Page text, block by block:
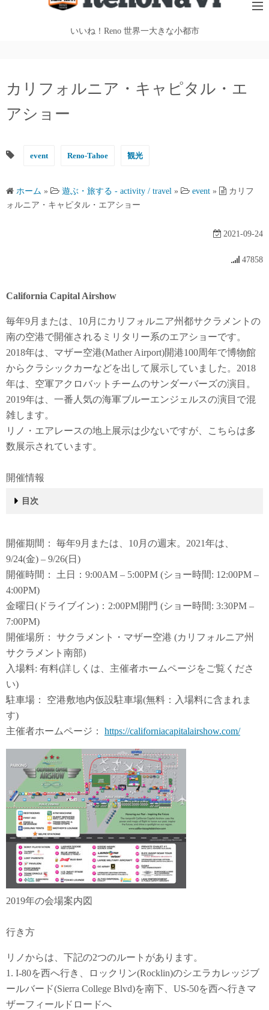
キ
プ
いいね！Reno 世界一大きな小都市
カリフォルニア・キャピタル・エ
アショー
event Reno-Tahoe 観光
ホーム » 遊ぶ・旅する - activity / travel » event »
カリフ
ォルニア・キャピタル・エアショー
2021-09-24
47858
California Capital Airshow
毎年9月または、10月にカリフォルニア州都サクラメントの
南の空港で開催されるミリタリー系のエアショーです。
2018年は、マザー空港(Mather Airport)開港100周年で博物館
からクラシックカーなどを出して展示していました。2018
年は、空軍アクロバットチームのサンダーバーズの演目。
2019年は、一番人気の海軍ブルーエンジェルスの演目で混
雑します。
リノ・エアレースの地上展示は少ないですが、こちらは多
数展示されています。
開催情報
目次
ト・チーム)
トラビス空軍基地(カリフォルニア)
開催期間： 毎年9月または、10月の週末。2021年は、
9/24(金) – 9/26(日)
開催時間： 土日：9:00AM – 5:00PM (ショー時間: 12:00PM –
4:00PM)
金曜日(ドライブイン)：2:00PM開門 (ショー時間: 3:30PM –
7:00PM)
開催場所： サクラメント・マザー空港 (カリフォルニア州
サクラメント南部)
入場料: 有料(詳しくは、主催者ホームページをご覧くださ
い)
駐車場： 空港敷地内仮設駐車場(無料：入場料に含まれま
す)
主催者ホームページ： https://californiacapitalairshow.com/
2019年の会場案内図
行き方
リノからは、下記の2つのルートがあります。
1. I-80を西へ行き、ロックリン(Rocklin)のシエラカレッジブ
ールバード(Sierra College Blvd)を南下、US-50を西へ行きマ
ザーフィールドロードへ